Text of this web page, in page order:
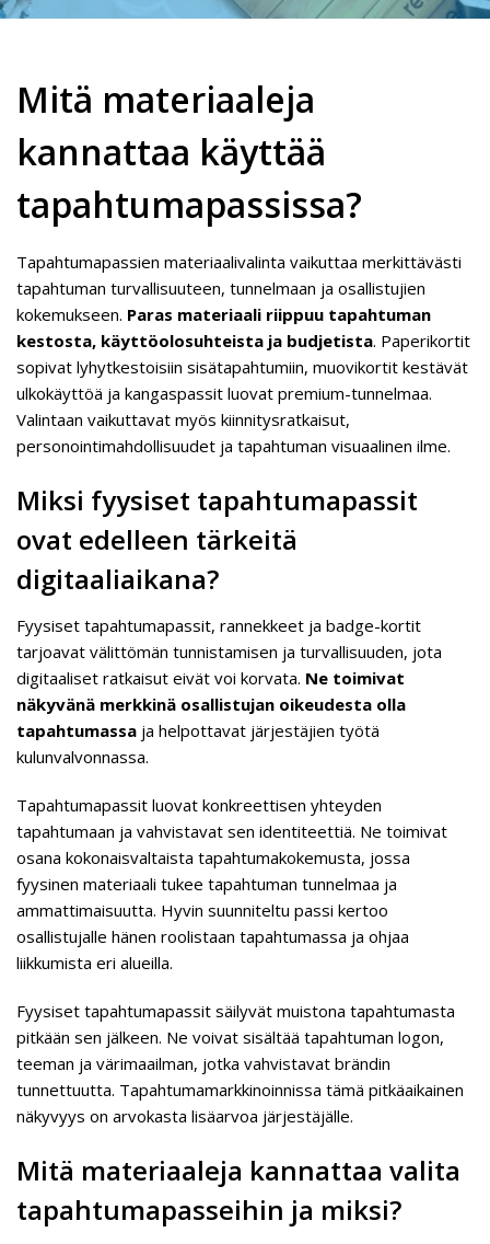
Mitä materiaaleja
kannattaa käyttää
tapahtumapassissa?
Tapahtumapassien materiaalivalinta vaikuttaa merkittävästi
tapahtuman turvallisuuteen, tunnelmaan ja osallistujien
kokemukseen. Paras materiaali riippuu tapahtuman
kestosta, käyttöolosuhteista ja budjetista. Paperikortit
sopivat lyhytkestoisiin sisätapahtumiin, muovikortit kestävät
ulkokäyttöä ja kangaspassit luovat premium-tunnelmaa.
Valintaan vaikuttavat myös kiinnitysratkaisut,
personointimahdollisuudet ja tapahtuman visuaalinen ilme.
Miksi fyysiset tapahtumapassit
ovat edelleen tärkeitä
digitaaliaikana?
Fyysiset tapahtumapassit, rannekkeet ja badge-kortit
tarjoavat välittömän tunnistamisen ja turvallisuuden, jota
digitaaliset ratkaisut eivät voi korvata. Ne toimivat
näkyvänä merkkinä osallistujan oikeudesta olla
tapahtumassa ja helpottavat järjestäjien työtä
kulunvalvonnassa.
Tapahtumapassit luovat konkreettisen yhteyden
tapahtumaan ja vahvistavat sen identiteettiä. Ne toimivat
osana kokonaisvaltaista tapahtumakokemusta, jossa
fyysinen materiaali tukee tapahtuman tunnelmaa ja
ammattimaisuutta. Hyvin suunniteltu passi kertoo
osallistujalle hänen roolistaan tapahtumassa ja ohjaa
liikkumista eri alueilla.
Fyysiset tapahtumapassit säilyvät muistona tapahtumasta
pitkään sen jälkeen. Ne voivat sisältää tapahtuman logon,
teeman ja värimaailman, jotka vahvistavat brändin
tunnettuutta. Tapahtumamarkkinoinnissa tämä pitkäaikainen
näkyvyys on arvokasta lisäarvoa järjestäjälle.
Mitä materiaaleja kannattaa valita
tapahtumapasseihin ja miksi?